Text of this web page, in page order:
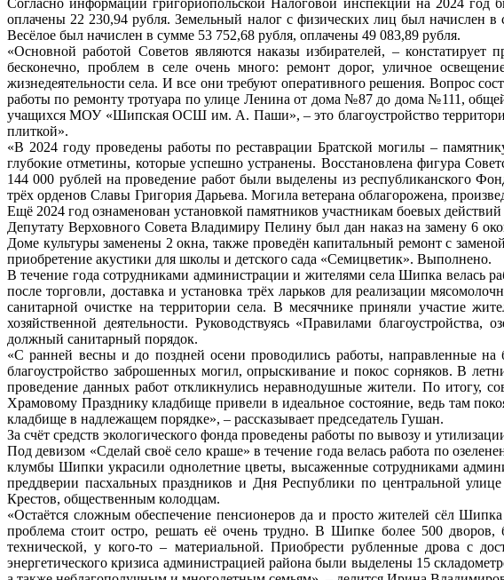
Согласно информации григориопольской Налоговой инспекции на 2024
оплачены 22 230,94 рубля. Земельный налог с физических лиц был начислен
Весёлое был начислен в сумме 53 752,68 рубля, оплачены 49 083,89 рубля.
«Основной работой Советов являются наказы избирателей, –
бесконечно, проблем в селе очень много: ремонт дорог, уличное
жизнедеятельности села. И все они требуют оперативного решения. Вопрос
работы по ремонту тротуара по улице Ленина от дома №87 до дома №111,
учащихся МОУ «Шипская ОСШ им. А. Паши», – это благоустройство
плиткой».
«В 2024 году проведены работы по реставрации Братской могилы –
глубокие отметины, которые успешно устранены. Восстановлена фигура
144 000 рублей на проведение работ были выделены из республиканского
трёх орденов Славы Григория Дарьева. Могила ветерана облагорожена,
Ещё 2024 год ознаменован установкой памятников участникам боевых
Депутату Верховного Совета Владимиру Пелину был дан наказ на замену 6
Доме культуры заменены 2 окна, также проведён капитальный ремонт с
приобретение акустики для школы и детского сада «Семицветик». Выполнено.
В течение года сотрудниками администрации и жителями села Шипка велась
после торговли, доставка и установка трёх ларьков для реализации
санитарной очистке на территории села. В месячнике приняли участие
хозяйственной деятельности. Руководствуясь «Правилами
должный санитарный порядок.
«С ранней весны и до поздней осени проводились работы, направленные
благоустройство заброшенных могил, опрыскивание и покос сорняков. В
проведение данных работ откликнулись неравнодушные жители. По итогу,
Храмовому Празднику кладбище привели в идеальное состояние, ведь там
кладбище в надлежащем порядке», – рассказывает председатель Гушан.
За счёт средств экологического фонда проведены работы по вывозу и
Под девизом «Сделай своё село краше» в течение года велась работа по
клумбы Шипки украсили однолетние цветы, высаженные сотрудниками
преддверии пасхальных праздников и Дня Республики по центральной
Крестов, общественным колодцам.
«Остаётся сложным обеспечение пенсионеров да и просто жителей сёл
проблема стоит остро, решать её очень трудно. В Шипке более 500
технической, у кого-то – материальной. Приобрести рубленные дрова с
энергетического кризиса администрацией района были выделены 15